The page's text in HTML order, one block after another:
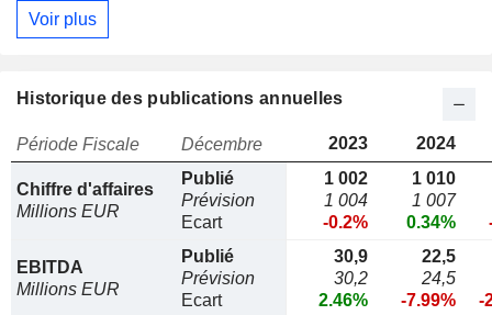
Voir plus
Historique des publications annuelles
Période Fiscale Décembre 2023 2024
Chiffre d'affaires
Millions EUR
Publié
Prévision
Ecart
1 002
1 004
-0.2%
1 010
1 007
0.34%
EBITDA
Millions EUR
Publié
Prévision
Ecart
30,9
30,2
2.46%
22,5
24,5
-7.99%
-